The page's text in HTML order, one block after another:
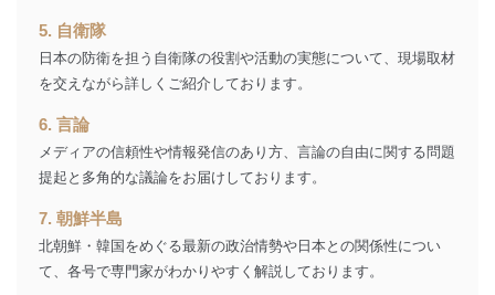
各SNS運営会社様にご請求いただきますようお願い致し
ます。
３．個人情報の第三者提供について
当社は、取得した個人情報を適切に管理し､あらかじめ
本人の同意を得ることなく第三者に提供することはあり
ません。ただし、次の場合は除きます。
人の生命､身体または財産の保護のために必要がある
場合であって、本人の同意を得ることが困難であると
き。
5. 自衛隊
日本の防衛を担う自衛隊の役割や活動の実態について、現場取材
を交えながら詳しくご紹介しております。
6. 言論
メディアの信頼性や情報発信のあり方、言論の自由に関する問題
提起と多角的な議論をお届けしております。
7. 朝鮮半島
北朝鮮・韓国をめぐる最新の政治情勢や日本との関係性につい
て、各号で専門家がわかりやすく解説しております。